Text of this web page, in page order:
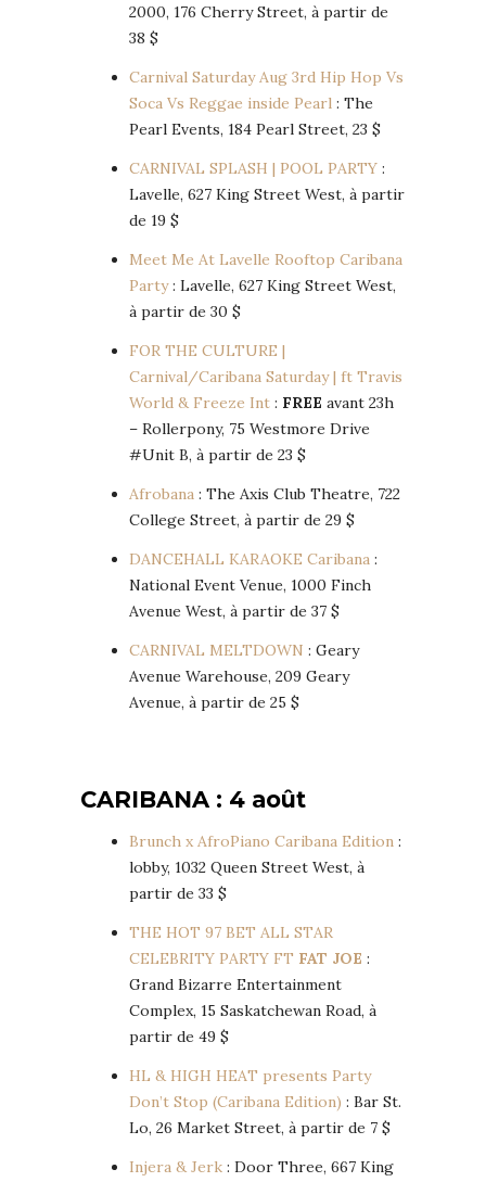
2000, 176 Cherry Street, à partir de
38 $
Carnival Saturday Aug 3rd Hip Hop Vs
Soca Vs Reggae inside Pearl : The
Pearl Events, 184 Pearl Street, 23 $
CARNIVAL SPLASH | POOL PARTY :
Lavelle, 627 King Street West, à partir
de 19 $
Meet Me At Lavelle Rooftop Caribana
Party: Lavelle, 627 King Street West,
à partir de 30 $
FOR THE CULTURE |
Carnival/Caribana Saturday | ft Travis
World & Freeze Int : FREE avant 23h
– Rollerpony, 75 Westmore Drive
#Unit B, à partir de 23 $
Afrobana : The Axis Club Theatre, 722
College Street, à partir de 29 $
DANCEHALL KARAOKE Caribana :
National Event Venue, 1000 Finch
Avenue West, à partir de 37 $
CARNIVAL MELTDOWN : Geary
Avenue Warehouse, 209 Geary
Avenue, à partir de 25 $
CARIBANA : 4 août
Brunch x AfroPiano Caribana Edition :
lobby, 1032 Queen Street West, à
partir de 33 $
THE HOT 97 BET ALL STAR
CELEBRITY PARTY FT FAT JOE :
Grand Bizarre Entertainment
Complex, 15 Saskatchewan Road, à
partir de 49 $
HL & HIGH HEAT presents Party
Don’t Stop (Caribana Edition) : Bar St.
Lo, 26 Market Street, à partir de 7 $
Injera & Jerk : Door Three, 667 King